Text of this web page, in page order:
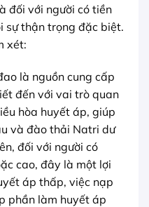
đối với người có tiền
sự thận trọng đặc biệt.
xét:
là nguồn cung cấp
đến với vai trò quan
hòa huyết áp, giúp
và đào thải Natri dư
đối với người có
cao, đây là một lợi
áp thấp, việc nạp
phần làm huyết áp